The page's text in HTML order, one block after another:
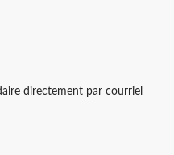
directement par courriel